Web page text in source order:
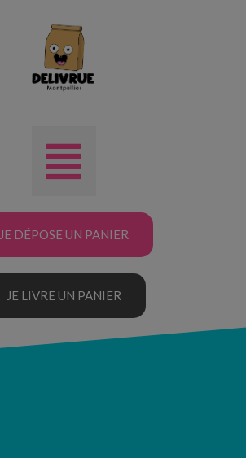
JE DÉPOSE UN PANIER
JE LIVRE UN PANIER